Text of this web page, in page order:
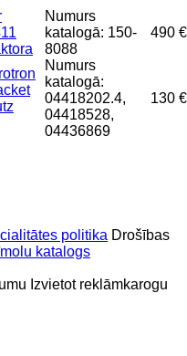
Numurs
katalogā: 150-
8088
490 €
Numurs
katalogā:
04418202.4,
04418528,
04436869
130 €
politika Drošības
katalogs
Izvietot reklāmkarogu